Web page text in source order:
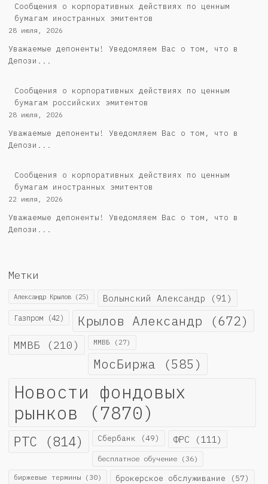
Сообщения о корпоративных действиях по ценным
бумагам иностранных эмитентов
28 июля, 2026
Уважаемые депоненты! Уведомляем Вас о том, что в
Депози...
Cообщения о корпоративных действиях по ценным
бумагам российских эмитентов
28 июля, 2026
Уважаемые депоненты! Уведомляем Вас о том, что в
Депози...
Сообщения о корпоративных действиях по ценным
бумагам иностранных эмитентов
22 июля, 2026
Уважаемые депоненты! Уведомляем Вас о том, что в
Депози...
Метки
Александр Крылов (25) Волынский Александр (91)
Газпром (42) Крылов Александр (672)
ММВБ (210) ММВБ (27)
МосБиржа (585)
Новости фондовых
рынков (7870)
РТС (814) Сбербанк (49) ФРС (111)
бесплатное обучение (36)
биржевые термины (30) брокерское обслуживание (57)